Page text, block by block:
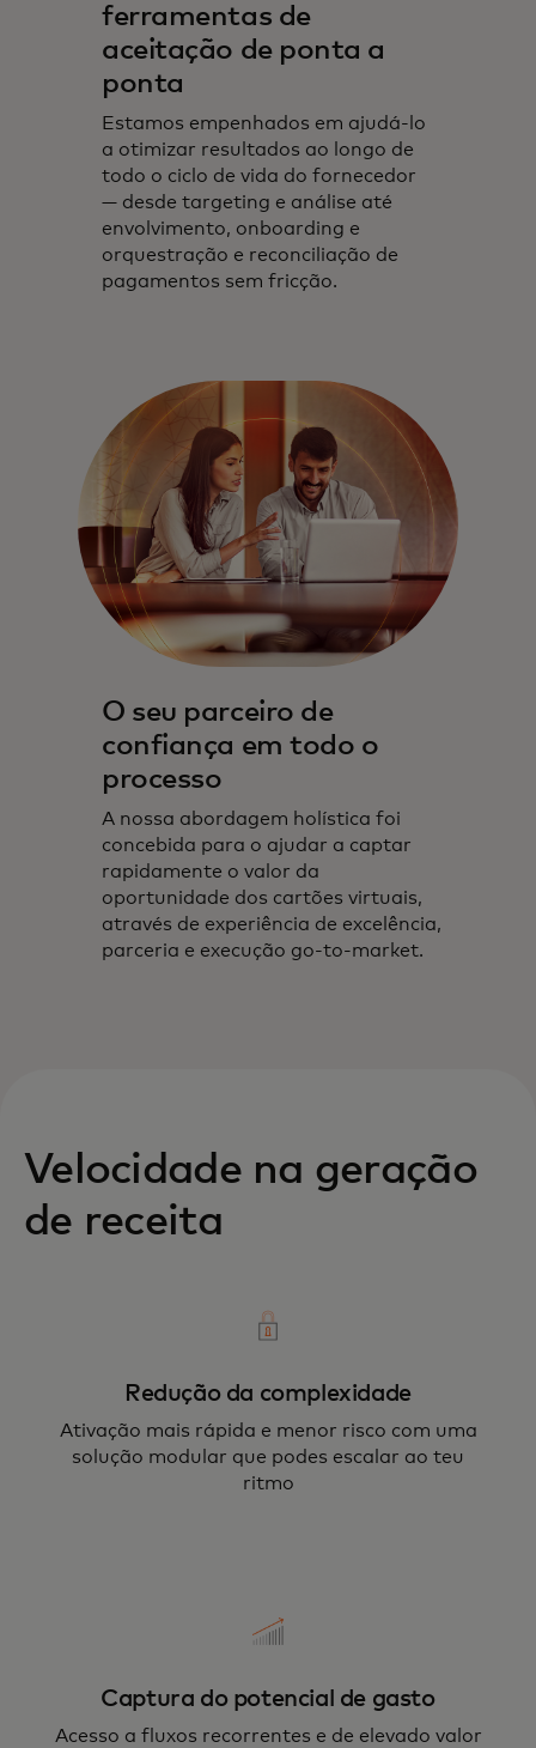
ferramentas de
aceitação de ponta a
ponta
Estamos empenhados em ajudá‑lo
a otimizar resultados ao longo de
todo o ciclo de vida do fornecedor
— desde targeting e análise até
envolvimento, onboarding e
orquestração e reconciliação de
pagamentos sem fricção.
O seu parceiro de
confiança em todo o
processo
A nossa abordagem holística foi
concebida para o ajudar a captar
rapidamente o valor da
oportunidade dos cartões virtuais,
através de experiência de excelência,
parceria e execução go‑to‑market.
Velocidade na geração
de receita
Redução da complexidade
Ativação mais rápida e menor risco com uma
solução modular que podes escalar ao teu
ritmo
Captura do potencial de gasto
Acesso a fluxos recorrentes e de elevado valor